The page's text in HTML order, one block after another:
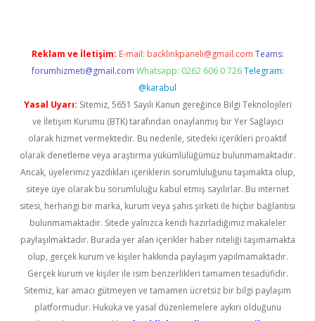
Reklam ve İletişim: E-mail: backlinkpaneli@gmail.com Teams:
forumhizmeti@gmail.com Whatsapp: 0262 606 0 726 Telegram:
@karabul
Yasal Uyarı: Sitemiz, 5651 Sayılı Kanun gereğince Bilgi Teknolojileri
ve İletişim Kurumu (BTK) tarafından onaylanmış bir Yer Sağlayıcı
olarak hizmet vermektedir. Bu nedenle, sitedeki içerikleri proaktif
olarak denetleme veya araştırma yükümlülüğümüz bulunmamaktadır.
Ancak, üyelerimiz yazdıkları içeriklerin sorumluluğunu taşımakta olup,
siteye üye olarak bu sorumluluğu kabul etmiş sayılırlar. Bu internet
sitesi, herhangi bir marka, kurum veya şahıs şirketi ile hiçbir bağlantısı
bulunmamaktadır. Sitede yalnızca kendi hazırladığımız makaleler
paylaşılmaktadır. Burada yer alan içerikler haber niteliği taşımamakta
olup, gerçek kurum ve kişiler hakkında paylaşım yapılmamaktadır.
Gerçek kurum ve kişiler ile isim benzerlikleri tamamen tesadüfidir.
Sitemiz, kar amacı gütmeyen ve tamamen ücretsiz bir bilgi paylaşım
platformudur. Hukuka ve yasal düzenlemelere aykırı olduğunu